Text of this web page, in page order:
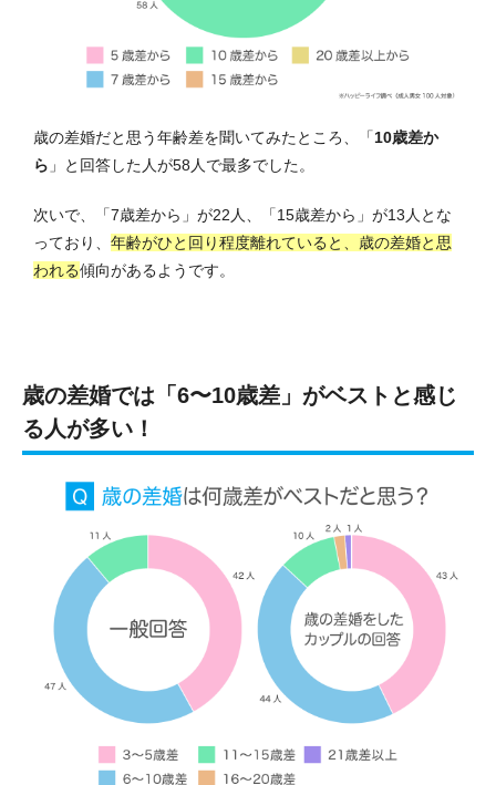
歳の差婚だと思う年齢差を聞いてみたところ、 「10歳差か
ら 」と回答した人が58人で最多でした。
次いで、「7歳差から」が22人、「15歳差から」が13人とな
っており、 年齢がひと回り程度離れていると、歳の差婚と思
われる傾向があるようです。
歳の差婚では「6〜10歳差」がベストと感じ
る人が多い！